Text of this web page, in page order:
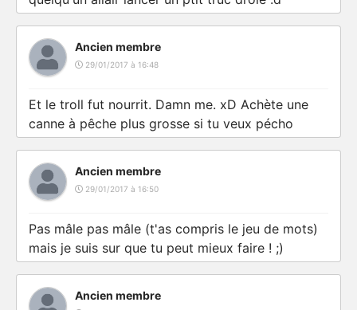
Ancien membre
29/01/2017 à 16:48
Et le troll fut nourrit. Damn me. xD Achète une
canne à pêche plus grosse si tu veux pécho
Ancien membre
29/01/2017 à 16:50
Pas mâle pas mâle (t'as compris le jeu de mots)
mais je suis sur que tu peut mieux faire ! ;)
Ancien membre